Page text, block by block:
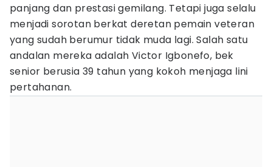
panjang dan prestasi gemilang. Tetapi juga selalu
menjadi sorotan berkat deretan pemain veteran
yang sudah berumur tidak muda lagi. Salah satu
andalan mereka adalah Victor Igbonefo, bek
senior berusia 39 tahun yang kokoh menjaga lini
pertahanan.